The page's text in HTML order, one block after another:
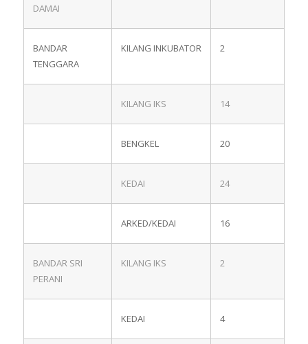
DAMAI
BANDAR
TENGGARA
KILANG INKUBATOR 2
KILANG IKS 14
BENGKEL 20
KEDAI 24
ARKED/KEDAI 16
BANDAR SRI
PERANI
KILANG IKS 2
KEDAI 4